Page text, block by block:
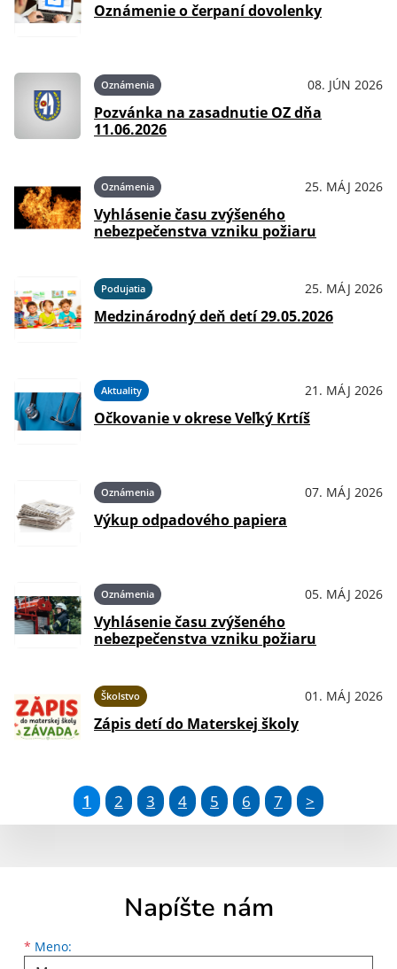
Oznámenie o čerpaní dovolenky
Oznámenia 08. JÚN 2026
Pozvánka na zasadnutie OZ dňa
11.06.2026
Oznámenia 25. MÁJ 2026
Vyhlásenie času zvýšeného
nebezpečenstva vzniku požiaru
Podujatia 25. MÁJ 2026
Medzinárodný deň detí 29.05.2026
Aktuality 21. MÁJ 2026
Očkovanie v okrese Veľký Krtíš
Oznámenia 07. MÁJ 2026
Výkup odpadového papiera
Oznámenia 05. MÁJ 2026
Vyhlásenie času zvýšeného
nebezpečenstva vzniku požiaru
Školstvo 01. MÁJ 2026
Zápis detí do Materskej školy
1 2 3 4 5 6 7 >
Napíšte nám
* Meno:
Meno
Priezvisko
E-mailová adresa